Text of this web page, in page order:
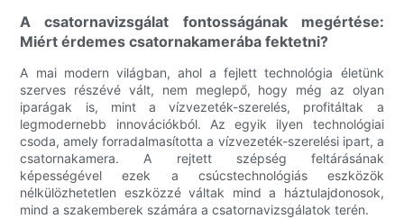
A csatornavizsgálat fontosságának megértése:
Miért érdemes csatornakamerába fektetni?
A mai modern világban, ahol a fejlett technológia életünk
szerves részévé vált, nem meglepő, hogy még az olyan
iparágak is, mint a vízvezeték-szerelés, profitáltak a
legmodernebb innovációkból. Az egyik ilyen technológiai
csoda, amely forradalmasította a vízvezeték-szerelési ipart, a
csatornakamera. A rejtett szépség feltárásának
képességével ezek a csúcstechnológiás eszközök
nélkülözhetetlen eszközzé váltak mind a háztulajdonosok,
mind a szakemberek számára a csatornavizsgálatok terén.